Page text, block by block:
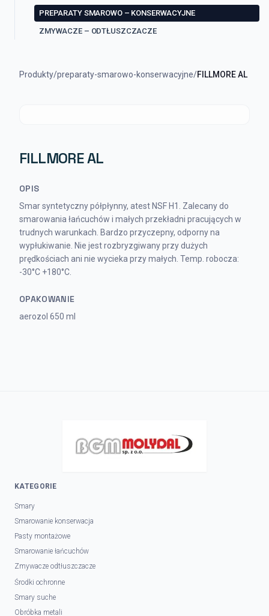
PREPARATY SMAROWO – KONSERWACYJNE
ZMYWACZE – ODTŁUSZCZACZE
Produkty/preparaty-smarowo-konserwacyjne/FILLMORE AL
FILLMORE AL
OPIS
Smar syntetyczny półpłynny, atest NSF H1. Zalecany do
smarowania łańcuchów i małych przekładni pracujących w
trudnych warunkach. Bardzo przyczepny, odporny na
wypłukiwanie. Nie jest rozbryzgiwany przy dużych
prędkościach ani nie wycieka przy małych. Temp. robocza:
-30°C +180°C.
OPAKOWANIE
aerozol 650 ml
KATEGORIE
Smary
Smarowanie konserwacja
Pasty montażowe
Smarowanie łańcuchów
Zmywacze odtłuszczacze
Środki ochronne
Smary suche
Obróbka metali